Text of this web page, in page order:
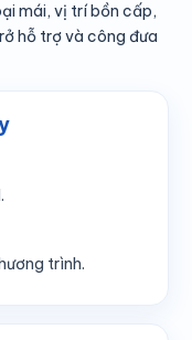
mái, vị trí bồn cấp,
hỗ trợ và công đưa
trình.